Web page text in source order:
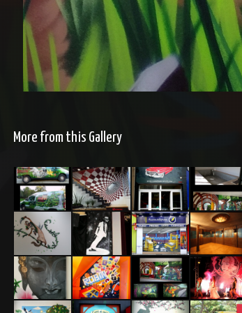
More from this Gallery
Décoration
véhicule
restaurant
Magasin LC
Informatique
Cherbourg
Garage –
Cherbourg
2014
Décoration
piscine
intérieure
– 2015
Graff
Buck,
pirates de
la jungle
Scène
Mickael
Jackson
Maison de
la presse
2010
Bar